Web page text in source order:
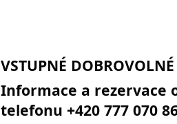
VSTUPNÉ DOBROVOLNÉ
Informace a rezervace
telefonu +420 777 070